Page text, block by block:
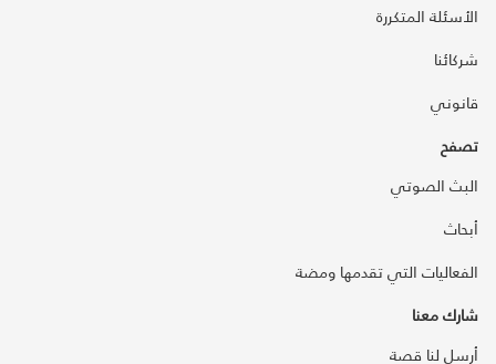
الأسئلة المتكررة
شركائنا
قانوني
تصفح
البث الصوتي
أبحاث
الفعاليات التي تقدمها ومضة
شارك معنا
أرسل لنا قصة